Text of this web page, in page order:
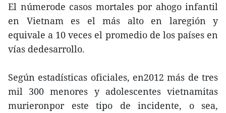
El númerode casos mortales por ahogo infantil
en Vietnam es el más alto en laregión y
equivale a 10 veces el promedio de los países en
vías dedesarrollo.
Según estadísticas oficiales, en2012 más de tres
mil 300 menores y adolescentes vietnamitas
murieronpor este tipo de incidente, o sea,